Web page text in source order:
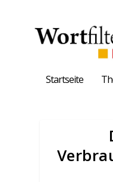
Startseite